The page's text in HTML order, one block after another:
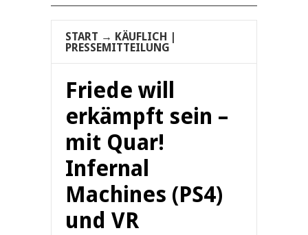
START → KÄUFLICH
PRESSEMITTEILUNG
Friede will
erkämpft sein –
mit Quar!
Infernal
Machines (PS4)
und VR